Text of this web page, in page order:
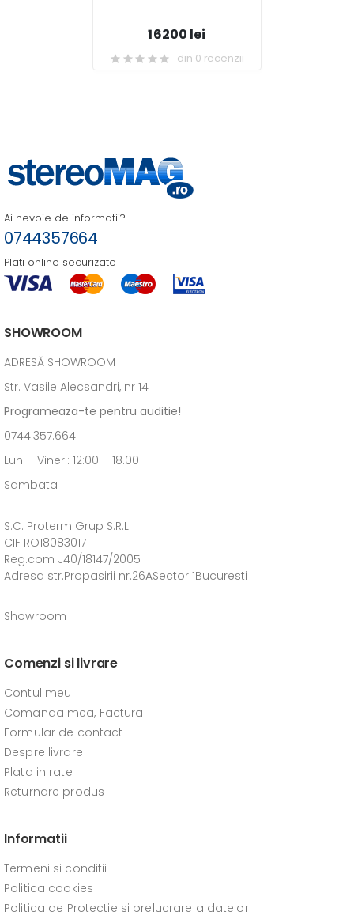
16200 lei
din 0 recenzii
Ai nevoie de informatii?
0744357664
Plati online securizate
SHOWROOM
ADRESĂ SHOWROOM
Str. Vasile Alecsandri, nr 14
Programeaza-te pentru auditie!
0744.357.664
Luni - Vineri: 12:00 – 18.00
Sambata
S.C. Proterm Grup S.R.L.
CIF RO18083017
Reg.com J40/18147/2005
Adresa str.Propasirii nr.26ASector 1Bucuresti
Showroom
Comenzi si livrare
Contul meu
Comanda mea, Factura
Formular de contact
Despre livrare
Plata in rate
Returnare produs
Informatii
Termeni si conditii
Politica cookies
Politica de Protectie si prelucrare a datelor